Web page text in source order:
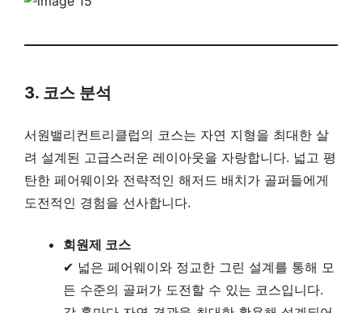
3. 코스 분석
서원밸리컨트리클럽의 코스는 자연 지형을 최대한 살
려 설계된 고급스러운 레이아웃을 자랑합니다. 넓고 평
탄한 페어웨이와 전략적인 해저드 배치가 골퍼들에게
도전적인 경험을 선사합니다.
회원제 코스
✔ 넓은 페어웨이와 정교한 그린 설계를 통해 모
든 수준의 골퍼가 도전할 수 있는 코스입니다.